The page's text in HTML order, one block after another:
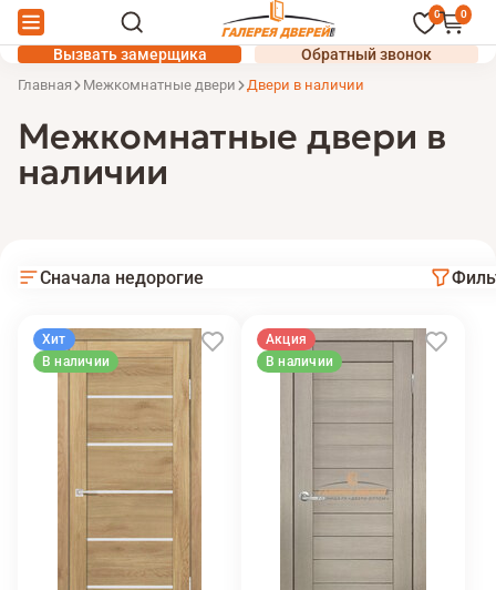
0 0
Вызвать замерщика Обратный звонок
Главная Межкомнатные двери Двери в наличии
Межкомнатные двери в
наличии
Сначала недорогие
Хит
В наличии
Акция
В наличии